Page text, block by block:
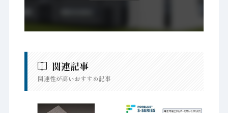
関連記事
関連性が高いおすすめ記事